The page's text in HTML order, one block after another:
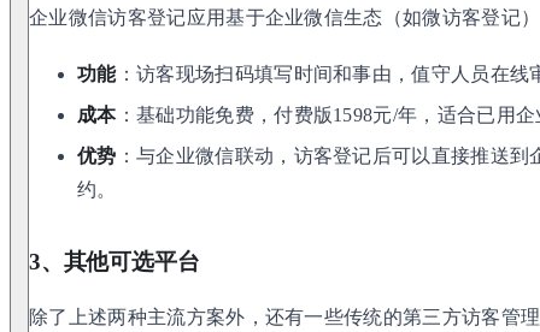
企业微信访客登记应用基于企业微信生态（如微访客登记
功能：访客现场扫码填写时间和事由，值守人员在线
成本：基础功能免费，付费版1598元/年，适合已用
优势 ：与企业微信联动，访客登记后可以直接推送
约。
3、其他可选平台
除了上述两种主流方案外，还有一些传统的第三方访客管